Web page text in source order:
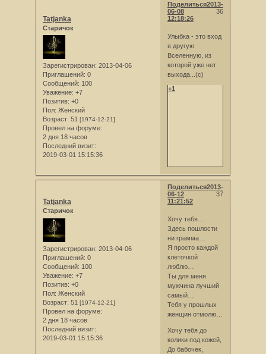
Поделиться
36
2013-
06-08
12:18:26
Tatjanka
Старичок
Зарегистрирован: 2013-04-06
Приглашений: 0
Сообщений: 100
Уважение: +7
Позитив: +0
Пол: Женский
Возраст: 51 [1974-12-21]
Провел на форуме:
2 дня 18 часов
Последний визит:
2019-03-01 15:15:36
Улыбка - это вход
в другую
Вселенную, из
которой уже нет
выхода...(с)
+1
Поделиться
37
2013-
06-12
11:21:52
Tatjanka
Старичок
Зарегистрирован: 2013-04-06
Приглашений: 0
Сообщений: 100
Уважение: +7
Позитив: +0
Пол: Женский
Возраст: 51 [1974-12-21]
Провел на форуме:
2 дня 18 часов
Последний визит:
2019-03-01 15:15:36
Хочу тебя…
Здесь пошлости
ни грамма…
Я просто каждой
клеточкой
люблю…
Ты для меня
мужчина лучший
самый…
Тебя у прошлых
женщин отмолю…
Хочу тебя до
колики под кожей,
До бабочек,